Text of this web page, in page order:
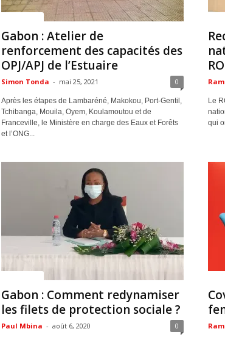
Gabon : Atelier de
renforcement des capacités des
OPJ/APJ de l’Estuaire
Simon Tonda - mai 25, 2021 0
Après les étapes de Lambaréné, Makokou, Port-Gentil,
Tchibanga, Mouila, Oyem, Koulamoutou et de
Franceville, le Ministère en charge des Eaux et Forêts
et l’ONG...
Le
qui
Gabon : Comment redynamiser
les filets de protection sociale ?
Paul Mbina - août 6, 2020 0